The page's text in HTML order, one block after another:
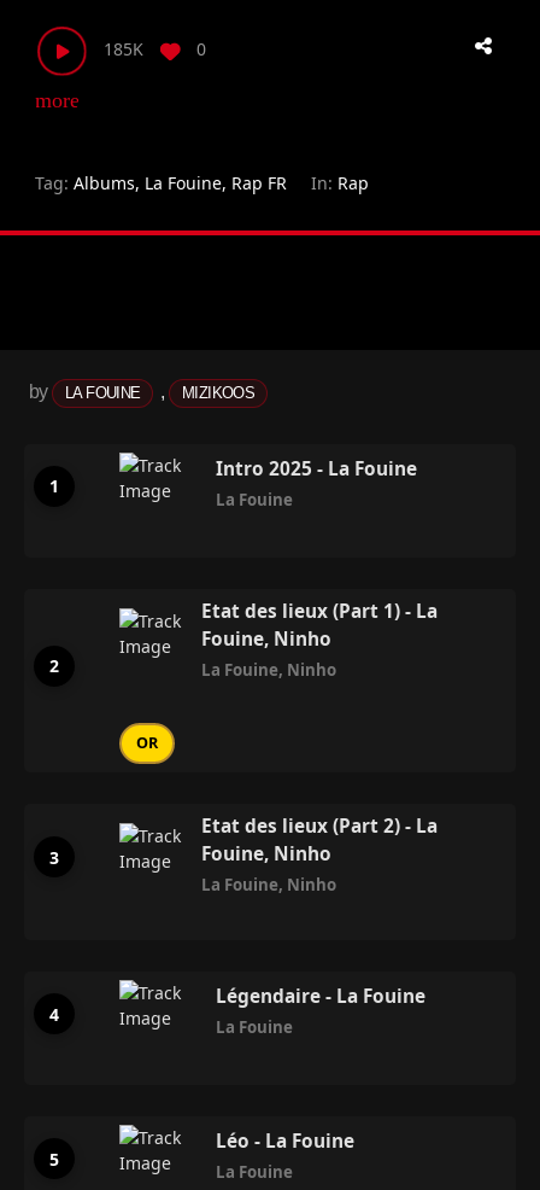
185K 0
more_horiz
Tag: Albums, La Fouine, Rap FR In: Rap
by LA FOUINE , MIZIKOOS
Intro 2025 - La Fouine
La Fouine
Etat des lieux (Part 1) - La
Fouine, Ninho
La Fouine, Ninho
OR
Etat des lieux (Part 2) - La
Fouine, Ninho
La Fouine, Ninho
Légendaire - La Fouine
La Fouine
Léo - La Fouine
La Fouine